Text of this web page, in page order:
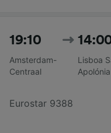
19:10
Amsterdam-
Centraal
Lisboa
Apolónia
Eurostar 9388